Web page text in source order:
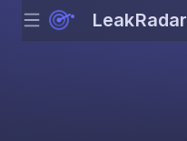
Menu LeakRadar